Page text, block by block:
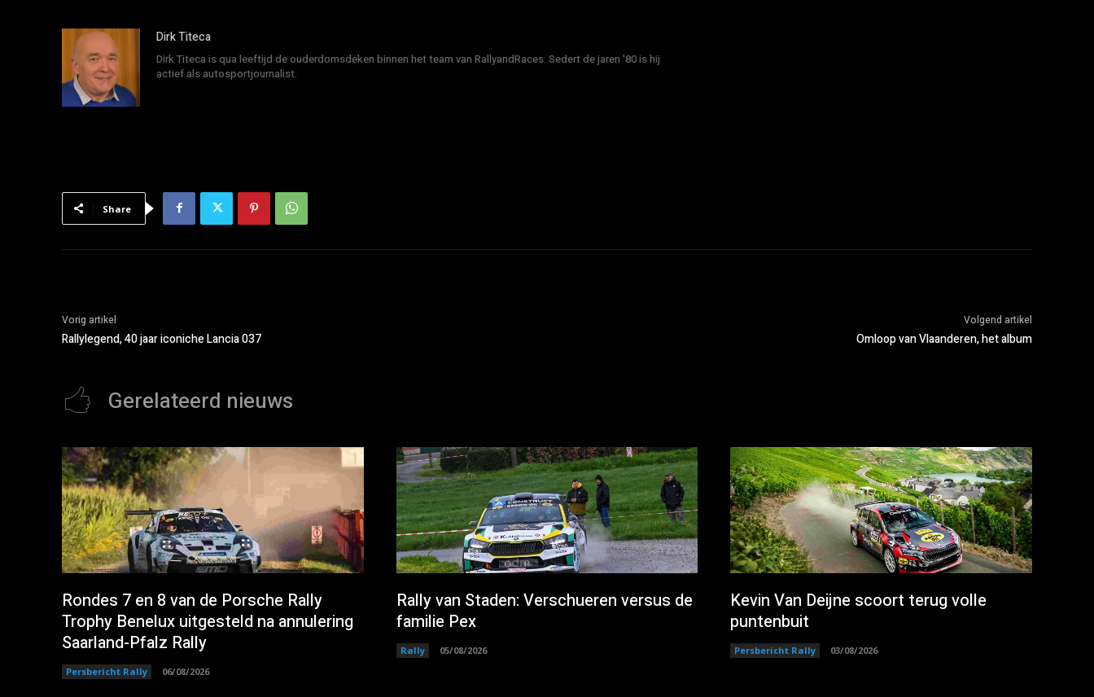
Dirk Titeca
Dirk Titeca is qua leeftijd de ouderdomsdeken binnen het team van RallyandRaces. Sedert de jaren '80 is hij
actief als autosportjournalist.
Share
Vorig artikel
Rallylegend, 40 jaar iconiche Lancia 037
Volgend artikel
Omloop van Vlaanderen, het album
Gerelateerd nieuws
Rondes 7 en 8 van de Porsche Rally
Trophy Benelux uitgesteld na annulering
Saarland-Pfalz Rally
Persbericht Rally 06/08/2026
Rally van Staden: Verschueren versus de
familie Pex
Rally 05/08/2026
Kevin Van Deijne scoort terug volle
puntenbuit
Persbericht Rally 03/08/2026